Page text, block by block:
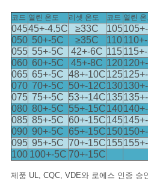
사
이
트
맵
PRIVACY
POLICY
코드 열린 온도 리셋 온도 코드 열린 온
04545+-4.5C ≥33C 105
050 50+-5C ≥35C 110
055 55+-5C 42+-6C 115
060 60+-5C 45+-8C 120
065 65+-5C 48+-10C125
070 70+-5C 50+-12C130
075 75+-5C 53+-14C135
080 80+-5C 55+-15C140
085 85+-5C 60+-15C145
090 90+-5C 65+-15C150
095 95+-5C 70+-15C155
100 100+-5C 70+-15C
제품 UL, CQC, VDE와 로에스 인증 승